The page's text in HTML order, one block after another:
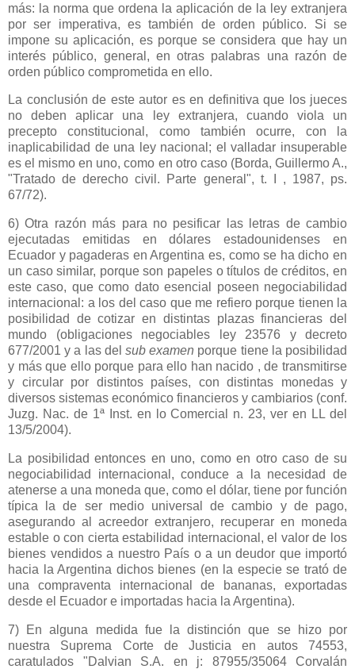
más: la norma que ordena la aplicación de la ley extranjera
por ser imperativa, es también de orden público. Si se
impone su aplicación, es porque se considera que hay un
interés público, general, en otras palabras una razón de
orden público comprometida en ello.
La conclusión de este autor es en definitiva que los jueces
no deben aplicar una ley extranjera, cuando viola un
precepto constitucional, como también ocurre, con la
inaplicabilidad de una ley nacional; el valladar insuperable
es el mismo en uno, como en otro caso (Borda, Guillermo A.,
"Tratado de derecho civil. Parte general", t. I , 1987, ps.
67/72).
6) Otra razón más para no pesificar las letras de cambio
ejecutadas emitidas en dólares estadounidenses en
Ecuador y pagaderas en Argentina es, como se ha dicho en
un caso similar, porque son papeles o títulos de créditos, en
este caso, que como dato esencial poseen negociabilidad
internacional: a los del caso que me refiero porque tienen la
posibilidad de cotizar en distintas plazas financieras del
mundo (obligaciones negociables ley 23576 y decreto
677/2001 y a las del sub examen porque tiene la posibilidad
y más que ello porque para ello han nacido , de transmitirse
y circular por distintos países, con distintas monedas y
diversos sistemas económico financieros y cambiarios (conf.
Juzg. Nac. de 1ª Inst. en lo Comercial n. 23, ver en LL del
13/5/2004).
La posibilidad entonces en uno, como en otro caso de su
negociabilidad internacional, conduce a la necesidad de
atenerse a una moneda que, como el dólar, tiene por función
típica la de ser medio universal de cambio y de pago,
asegurando al acreedor extranjero, recuperar en moneda
estable o con cierta estabilidad internacional, el valor de los
bienes vendidos a nuestro País o a un deudor que importó
hacia
la Argentina dichos bienes (en la especie se trató de
una compraventa internacional de bananas, exportadas
desde el Ecuador e importadas hacia la Argentina).
7) En alguna medida fue la distinción que se hizo por
nuestra Suprema Corte de Justicia en autos 74553,
caratulados "Dalvian S.A. en j: 87955/35064 Corvalán